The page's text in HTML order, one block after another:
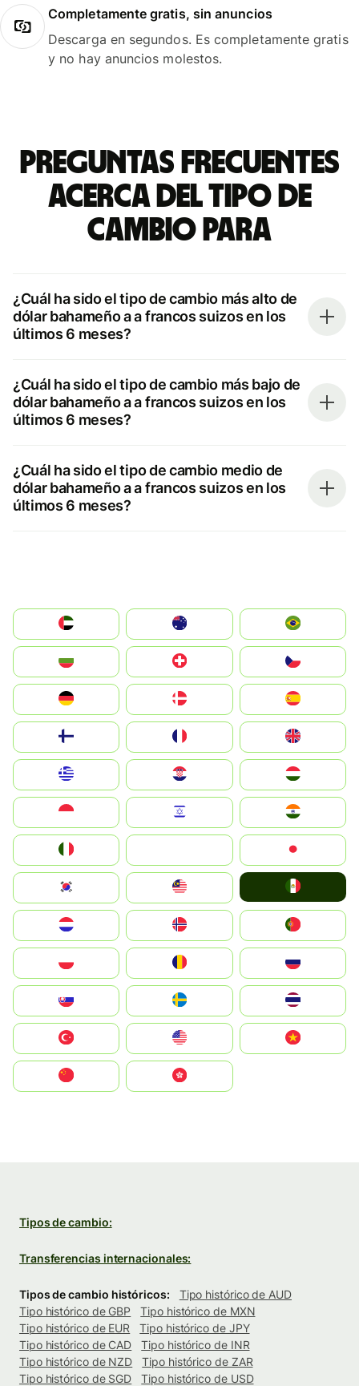
Completamente gratis, sin anuncios
Descarga en segundos. Es completamente gratis
y no hay anuncios molestos.
Preguntas frecuentes
acerca del tipo de
cambio para
¿Cuál ha sido el tipo de cambio más alto de
dólar bahameño a a francos suizos en los
últimos 6 meses?
¿Cuál ha sido el tipo de cambio más bajo de
dólar bahameño a a francos suizos en los
últimos 6 meses?
¿Cuál ha sido el tipo de cambio medio de
dólar bahameño a a francos suizos en los
últimos 6 meses?
الإمارات العربية المتحدة
Switzerland
Deutschland
United Kingdom
Magyarország
South Korea
United States
中國香港特別行政區
Tipos de cambio:
Transferencias internacionales:
Tipos de cambio históricos:
Tipo histórico de AUD
Tipo histórico de GBP
Tipo histórico de MXN
Tipo histórico de EUR
Tipo histórico de JPY
Tipo histórico de CAD
Tipo histórico de INR
Tipo histórico de NZD
Tipo histórico de ZAR
Tipo histórico de SGD
Tipo histórico de USD